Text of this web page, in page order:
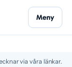
Meny
via våra länkar.